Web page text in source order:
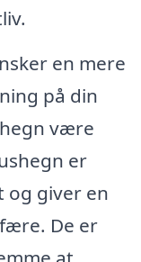
en mere
på din
være
er
giver en
De er